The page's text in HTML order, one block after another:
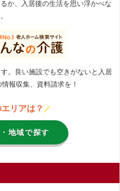
か、入居後の生活を思い浮かべな
。良い施設でも空きがないと入居
報収集、資料請求を！
リアは？ ／
地域で探す